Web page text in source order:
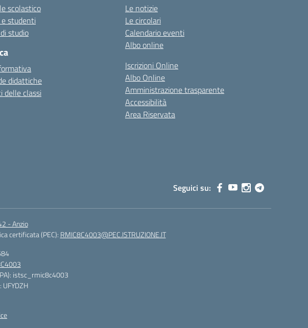
scolastico
e studenti
studio
didattiche
delle classi
Le notizie
Le circolari
Calendario eventi
Albo online
Iscrizioni Online
Albo Online
Amministrazione trasparente
Accessibilità
Area Riservata
Seguici su:
- Anzio
certificata (PEC): RMIC8C4003@PEC.ISTRUZIONE.IT
istsc_rmic8c4003
UFYDZH